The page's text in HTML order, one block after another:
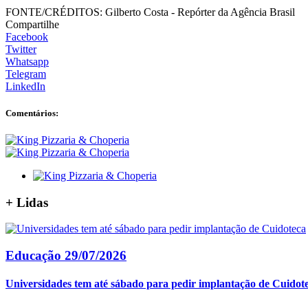
FONTE/CRÉDITOS: Gilberto Costa - Repórter da Agência Brasil
Compartilhe
Facebook
Twitter
Whatsapp
Telegram
LinkedIn
Comentários:
+ Lidas
Educação 29/07/2026
Universidades tem até sábado para pedir implantação de